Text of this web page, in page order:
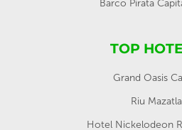
Barco Pirata
TOP
Grand Oasis
Riu
Hotel Nickelodeon